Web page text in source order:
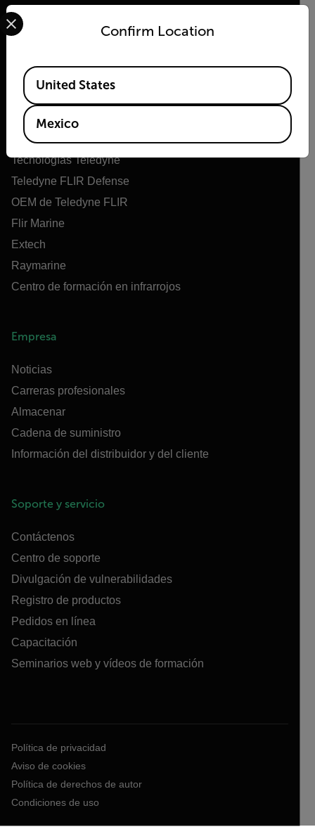
Acerca de Flir
Tecnologías Teledyne
Teledyne FLIR Defense
OEM de Teledyne FLIR
Flir Marine
Extech
Raymarine
Centro de formación en infrarrojos
Empresa
Noticias
Carreras profesionales
Almacenar
Cadena de suministro
Información del distribuidor y del cliente
Soporte y servicio
Contáctenos
Centro de soporte
Divulgación de vulnerabilidades
Registro de productos
Pedidos en línea
Capacitación
Seminarios web y vídeos de formación
Política de privacidad
Aviso de cookies
Política de derechos de autor
Condiciones de uso
Confirm Location
Select your preferred country and language from the
Available Locations
United States
Mexico